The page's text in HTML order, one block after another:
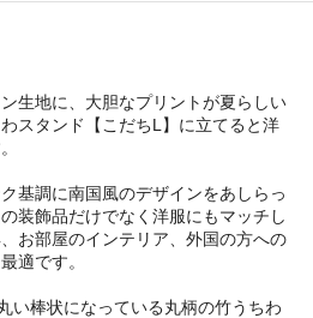
生地に、大胆なプリントが夏らしい
スタンド【こだちL】に立てると洋
基調に南国風のデザインをあしらっ
装飾品だけでなく洋服にもマッチし
お部屋のインテリア、外国の方への
適です。
い棒状になっている丸柄の竹うちわ